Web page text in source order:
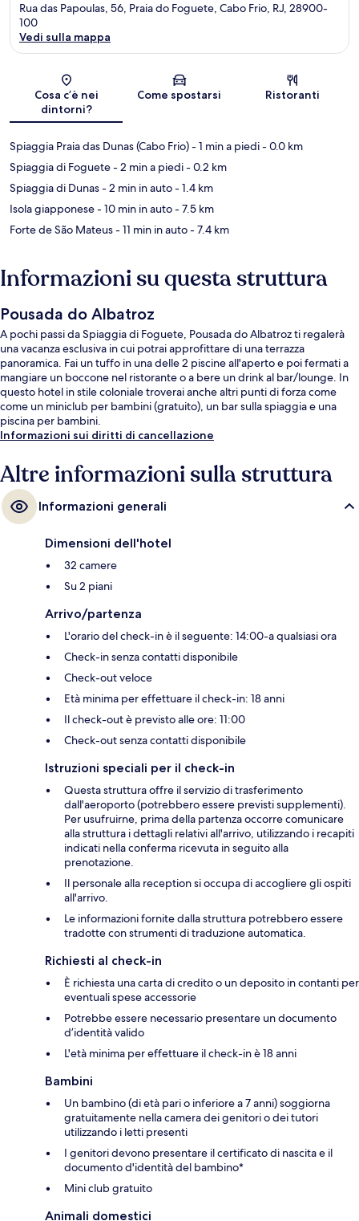
Rua das Papoulas, 56, Praia do Foguete, Cabo Frio, RJ, 28900-
100
Vedi sulla mappa
Cosa c’è nei
dintorni?
Come spostarsi Ristoranti
Spiaggia Praia das Dunas (Cabo Frio)- 1 min a piedi- 0.0 km
Spiaggia di Foguete- 2 min a piedi- 0.2 km
Spiaggia di Dunas- 2 min in auto- 1.4 km
Isola giapponese- 10 min in auto- 7.5 km
Forte de São Mateus- 11 min in auto- 7.4 km
Informazioni su questa struttura
Pousada do Albatroz
A pochi passi da Spiaggia di Foguete, Pousada do Albatroz ti regalerà
una vacanza esclusiva in cui potrai approfittare di una terrazza
panoramica. Fai un tuffo in una delle 2 piscine all'aperto e poi fermati a
mangiare un boccone nel ristorante o a bere un drink al bar/lounge. In
questo hotel in stile coloniale troverai anche altri punti di forza come
come un miniclub per bambini (gratuito), un bar sulla spiaggia e una
piscina per bambini.
Informazioni sui diritti di cancellazione
Altre informazioni sulla struttura
Informazioni generali
Dimensioni dell'hotel
32 camere
Su 2 piani
Arrivo/partenza
L'orario del check-in è il seguente: 14:00-a qualsiasi ora
Check-in senza contatti disponibile
Check-out veloce
Età minima per effettuare il check-in: 18 anni
Il check-out è previsto alle ore: 11:00
Check-out senza contatti disponibile
Istruzioni speciali per il check-in
Questa struttura offre il servizio di trasferimento
dall'aeroporto (potrebbero essere previsti supplementi).
Per usufruirne, prima della partenza occorre comunicare
alla struttura i dettagli relativi all'arrivo, utilizzando i recapiti
indicati nella conferma ricevuta in seguito alla
prenotazione.
Il personale alla reception si occupa di accogliere gli ospiti
all'arrivo.
Le informazioni fornite dalla struttura potrebbero essere
tradotte con strumenti di traduzione automatica.
Richiesti al check-in
È richiesta una carta di credito o un deposito in contanti per
eventuali spese accessorie
Potrebbe essere necessario presentare un documento
d’identità valido
L'età minima per effettuare il check-in è 18 anni
Bambini
Un bambino (di età pari o inferiore a 7 anni) soggiorna
gratuitamente nella camera dei genitori o dei tutori
utilizzando i letti presenti
I genitori devono presentare il certificato di nascita e il
documento d'identità del bambino*
Mini club gratuito
Animali domestici